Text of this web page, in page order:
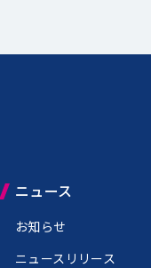
ニュース
お知らせ
ニュースリリース